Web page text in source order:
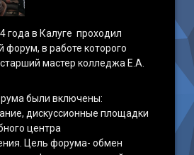
года в Калуге проходил
в работе которого
мастер колледжа Е.А.
были включены:
дискуссионные площадки
центра
Цель форума- обмен